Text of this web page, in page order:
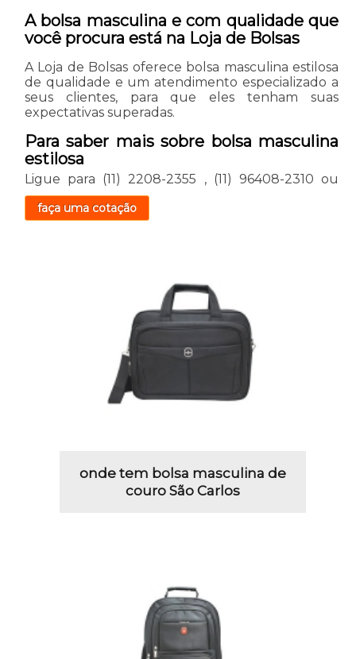
A bolsa masculina e com qualidade que
você procura está na Loja de Bolsas
A Loja de Bolsas oferece bolsa masculina estilosa
de qualidade e um atendimento especializado a
seus clientes, para que eles tenham suas
expectativas superadas.
Para saber mais sobre bolsa masculina
estilosa
Ligue para (11) 2208-2355 , (11) 96408-2310 ou
faça uma cotação
onde tem bolsa masculina de
couro São Carlos